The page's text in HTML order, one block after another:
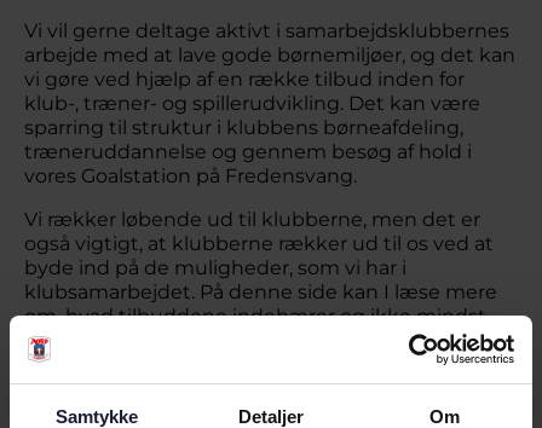
Samtykke Detaljer Om
Vi vil gerne deltage aktivt i samarbejdsklubbernes
arbejde med at lave gode børnemiljøer, og det kan
vi gøre ved hjælp af en række tilbud inden for
klub-, træner- og spillerudvikling. Det kan være
sparring til struktur i klubbens børneafdeling,
træneruddannelse og gennem besøg af hold i
vores Goalstation på Fredensvang.
Vi rækker løbende ud til klubberne, men det er
også vigtigt, at klubberne rækker ud til os ved at
byde ind på de muligheder, som vi har i
klubsamarbejdet. På denne side kan I læse mere
om, hvad tilbuddene indebærer og ikke mindst,
hvordan I gør brug af dem.
I AGF er vi stolte af Aarhus og vores mange
samarbejdsklubber!